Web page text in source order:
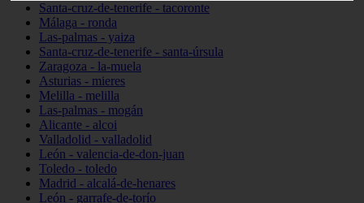
Santa-cruz-de-tenerife - tacoronte
Málaga - ronda
Las-palmas - yaiza
Santa-cruz-de-tenerife - santa-úrsula
Zaragoza - la-muela
Asturias - mieres
Melilla - melilla
Las-palmas - mogán
Alicante - alcoi
Valladolid - valladolid
León - valencia-de-don-juan
Toledo - toledo
Madrid - alcalá-de-henares
León - garrafe-de-torío